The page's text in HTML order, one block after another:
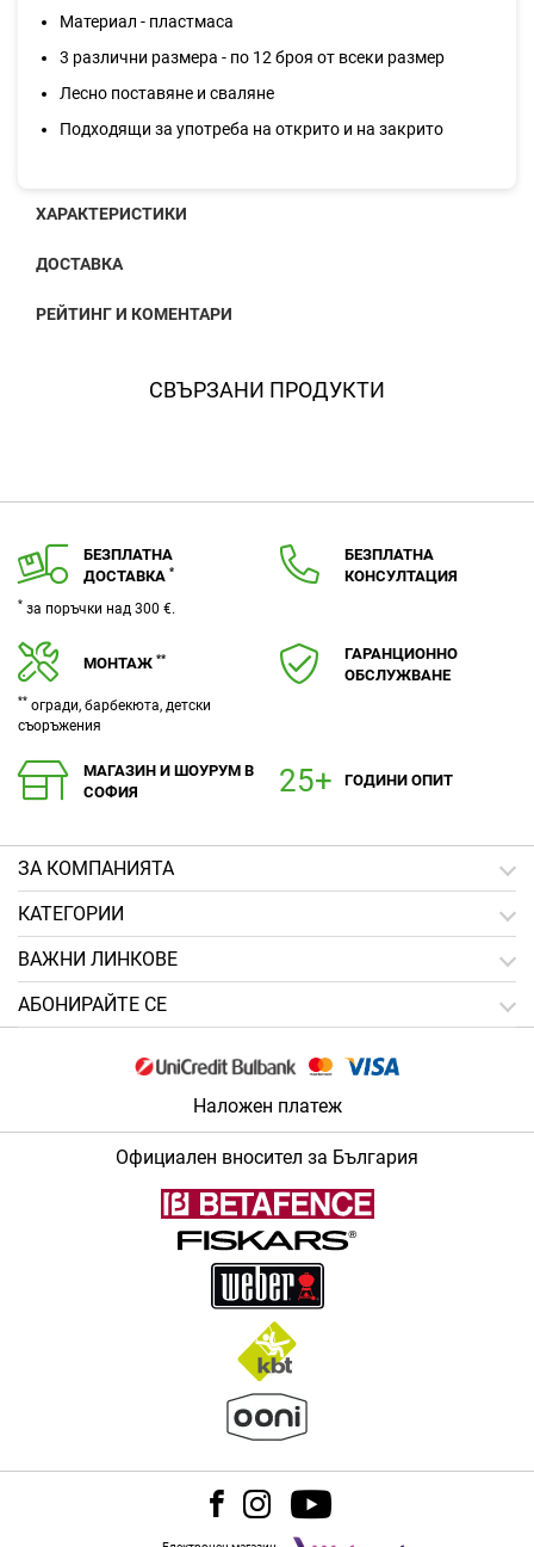
Материал - пластмаса
3 различни размера - по 12 броя от всеки размер
Лесно поставяне и сваляне
Подходящи за употреба на открито и на закрито
ХАРАКТЕРИСТИКИ
ДОСТАВКА
РЕЙТИНГ И КОМЕНТАРИ
СВЪРЗАНИ ПРОДУКТИ
БЕЗПЛАТНА
ДОСТАВКА *
* за поръчки над 300 €.
БЕЗПЛАТНА
КОНСУЛТАЦИЯ
МОНТАЖ **
** огради, барбекюта, детски
съоръжения
ГАРАНЦИОННО
ОБСЛУЖВАНЕ
МАГАЗИН И ШОУРУМ В
СОФИЯ
ГОДИНИ ОПИТ
ЗA КОМПАНИЯТА
КАТЕГОРИИ
ВАЖНИ ЛИНКОВЕ
АБОНИРАЙТЕ СЕ
Наложен платеж
Официален вносител за България
i
y